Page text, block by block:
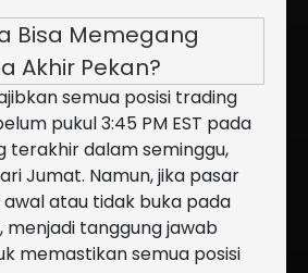
Bisa Memegang
Akhir Pekan?
semua posisi trading
pukul 3:45 PM EST pada
terakhir dalam seminggu,
Jumat. Namun, jika pasar
atau tidak buka pada
menjadi tanggung jawab
memastikan semua posisi